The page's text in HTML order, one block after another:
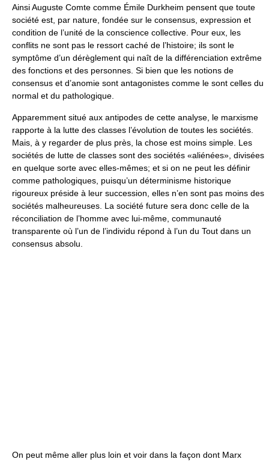
Ainsi Auguste Comte comme Émile Durkheim pensent que toute
société est, par nature, fondée sur le consensus, expression et
condition de l’unité de la conscience collective. Pour eux, les
conflits ne sont pas le ressort caché de l’histoire; ils sont le
symptôme d’un dérèglement qui naît de la différenciation extrême
des fonctions et des personnes. Si bien que les notions de
consensus et d’anomie sont antagonistes comme le sont celles du
normal et du pathologique.
Apparemment situé aux antipodes de cette analyse, le marxisme
rapporte à la lutte des classes l’évolution de toutes les sociétés.
Mais, à y regarder de plus près, la chose est moins simple. Les
sociétés de lutte de classes sont des sociétés «aliénées», divisées
en quelque sorte avec elles-mêmes; et si on ne peut les définir
comme pathologiques, puisqu’un déterminisme historique
rigoureux préside à leur succession, elles n’en sont pas moins des
sociétés malheureuses. La société future sera donc celle de la
réconciliation de l’homme avec lui-même, communauté
transparente où l’un de l’individu répond à l’un du Tout dans un
consensus absolu.
On peut même aller plus loin et voir dans la façon dont Marx